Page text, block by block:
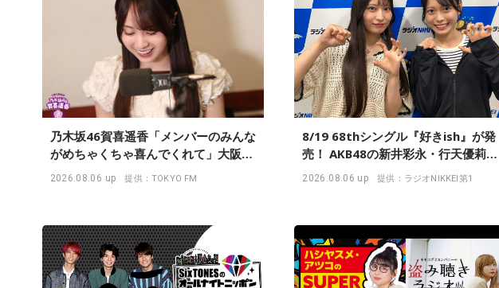
乃木坂46賀喜遥香「メンバーのみんな
がめちゃくちゃ喜んでくれて」大阪で
のライブで毎回届く“親戚からの差し
入れ”とは？
2026.08.06 up 提供：TOKYO FM
8/19 68thシングル『好きish』が発
売！ AKB48の新井彩永・行天優莉奈
が登場！「プライマリーバランス」っ
てなんだっけ？『虎ノ門 トレンド経
2026.08.06 up 提供：ラジオNIKKEI第1